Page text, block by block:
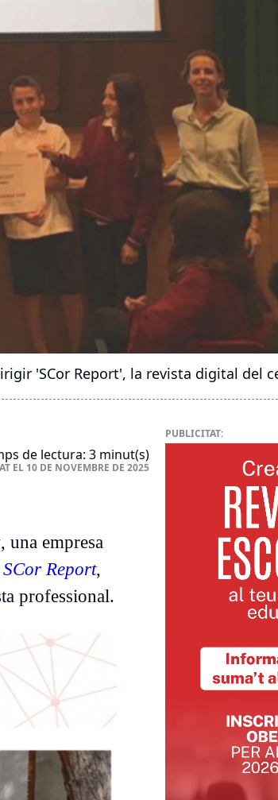
'SCor Report', la revista digital del
de lectura: 3 minut(s)
EL 10 DE NOVEMBRE DE 2025
, una empresa
SCor Report,
professional.
PUBLICITAT: